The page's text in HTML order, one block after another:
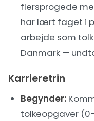
flersprogede
har lært faget i
arbejde som
Danmark —
Karrieretrin
Begynder:
tolkeopgaver